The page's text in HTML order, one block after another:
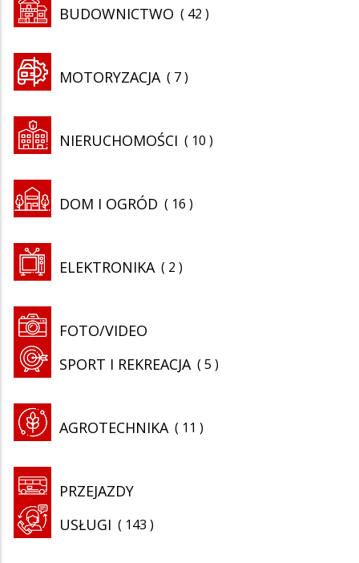
BUDOWNICTWO 42
MOTORYZACJA 7
NIERUCHOMOŚCI 10
DOM I OGRÓD 16
2
ELEKTRONIKA
FOTO/VIDEO
SPORT I REKREACJA
5
AGROTECHNIKA 11
PRZEJAZDY
143
USŁUGI